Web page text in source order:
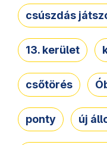
csúszdás
13. kerület
csőtörés
ponty új